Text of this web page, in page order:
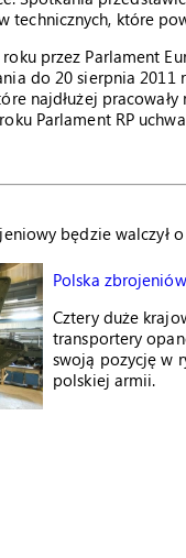
technicznych, które
przez Parlament
do 20 sierpnia 2011
najdłużej
Parlament RP
będzie
Polska
Cztery duże
transportery
swoją pozycję w
polskiej armii.